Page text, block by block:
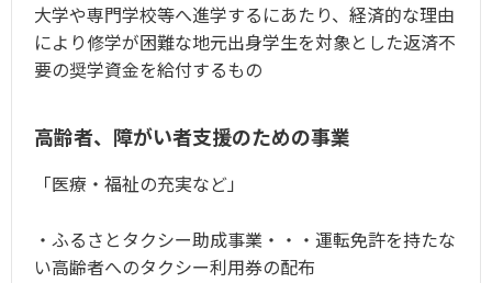
大学や専門学校等へ進学するにあたり、経済的な理由
により修学が困難な地元出身学生を対象とした返済不
要の奨学資金を給付するもの
高齢者、障がい者支援のための事業
「医療・福祉の充実など」
・ふるさとタクシー助成事業・・・運転免許を持たな
い高齢者へのタクシー利用券の配布